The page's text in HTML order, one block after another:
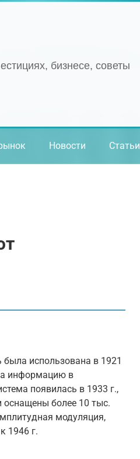
бизнесе, советы
Новости Статьи
использована в 1921
информацию в
появилась в 1933 г.,
более 10 тыс.
модуляция,
1946 г.